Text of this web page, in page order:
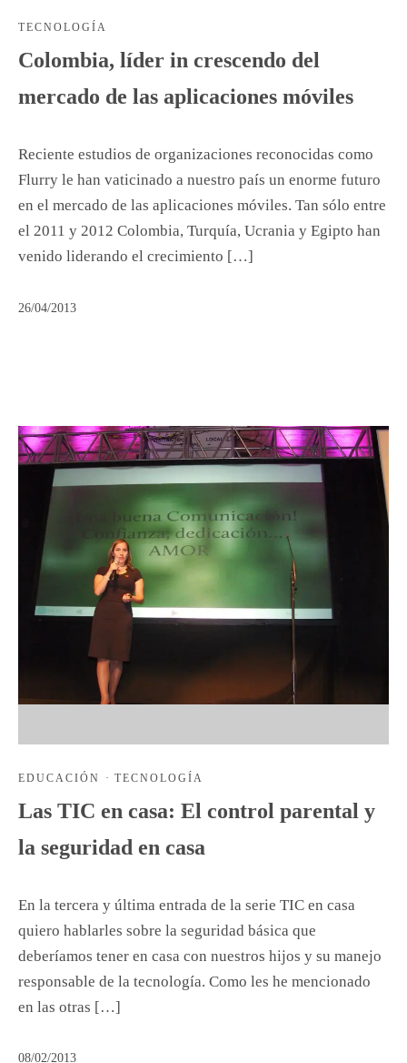
TECNOLOGÍA
Colombia, líder in crescendo del
mercado de las aplicaciones móviles
Reciente estudios de organizaciones reconocidas como
Flurry le han vaticinado a nuestro país un enorme futuro
en el mercado de las aplicaciones móviles. Tan sólo entre
el 2011 y 2012 Colombia, Turquía, Ucrania y Egipto han
venido liderando el crecimiento […]
26/04/2013
EDUCACIÓN · TECNOLOGÍA
Las TIC en casa: El control parental y
la seguridad en casa
En la tercera y última entrada de la serie TIC en casa
quiero hablarles sobre la seguridad básica que
deberíamos tener en casa con nuestros hijos y su manejo
responsable de la tecnología. Como les he mencionado
en las otras […]
08/02/2013